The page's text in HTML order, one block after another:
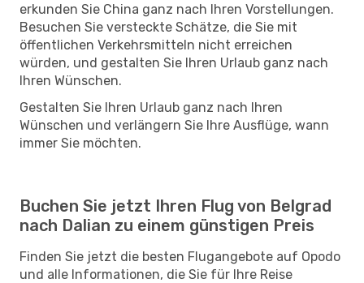
erkunden Sie China ganz nach Ihren Vorstellungen.
Besuchen Sie versteckte Schätze, die Sie mit
öffentlichen Verkehrsmitteln nicht erreichen
würden, und gestalten Sie Ihren Urlaub ganz nach
Ihren Wünschen.
Gestalten Sie Ihren Urlaub ganz nach Ihren
Wünschen und verlängern Sie Ihre Ausflüge, wann
immer Sie möchten.
Buchen Sie jetzt Ihren Flug von Belgrad
nach Dalian zu einem günstigen Preis
Finden Sie jetzt die besten Flugangebote auf Opodo
und alle Informationen, die Sie für Ihre Reise